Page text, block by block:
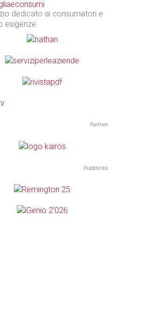
dedicato ai consumatori e
esigenze
Partner:
Pubblicità: